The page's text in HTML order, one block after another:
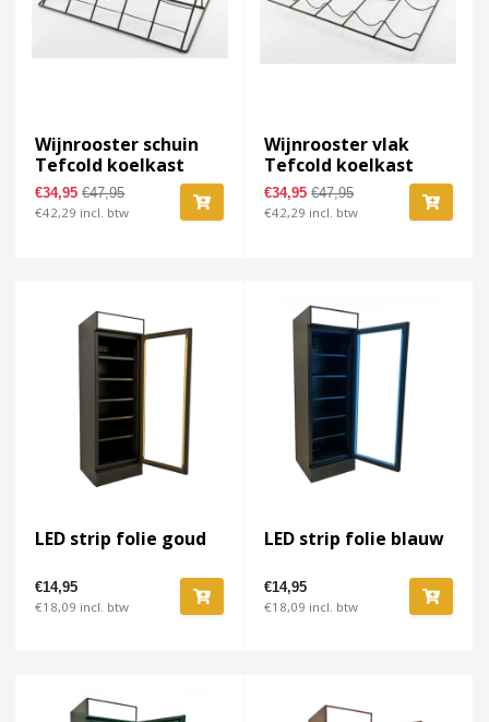
Wijnrooster schuin
Tefcold koelkast
€34,95€47,95
€42,29 incl. btw
Wijnrooster vlak
Tefcold koelkast
€34,95 €47,95
€42,29 incl. btw
LED strip folie goud
€14,95
€18,09 incl. btw
LED strip folie blauw
€14,95
€18,09 incl. btw